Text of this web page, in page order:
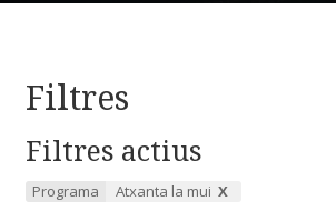
Filtres
Filtres actius
Programa Atxanta la mui